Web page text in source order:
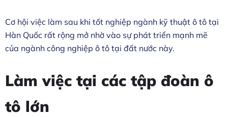
Cơ hội việc làm sau khi tốt nghiệp ngành kỹ thuật ô tô tại
Hàn Quốc rất rộng mở nhờ vào sự phát triển mạnh mẽ
của ngành công nghiệp ô tô tại đất nước này.
Làm việc tại các tập đoàn ô
tô lớn